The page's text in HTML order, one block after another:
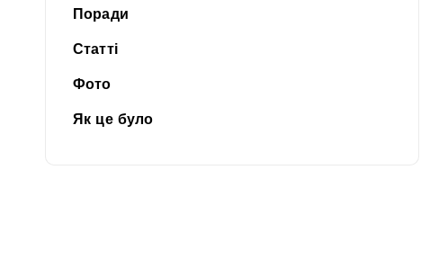
Поради
Статті
Фото
Як це було